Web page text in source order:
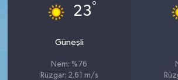
23°
Güneşli
Nem: %76
Rüzgar: 2.61 m/s